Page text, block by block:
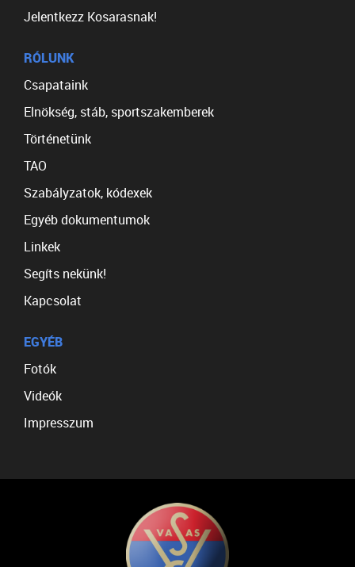
Jelentkezz Kosarasnak!
RÓLUNK
Csapataink
Elnökség, stáb, sportszakemberek
Történetünk
TAO
Szabályzatok, kódexek
Egyéb dokumentumok
Linkek
Segíts nekünk!
Kapcsolat
EGYÉB
Fotók
Videók
Impresszum